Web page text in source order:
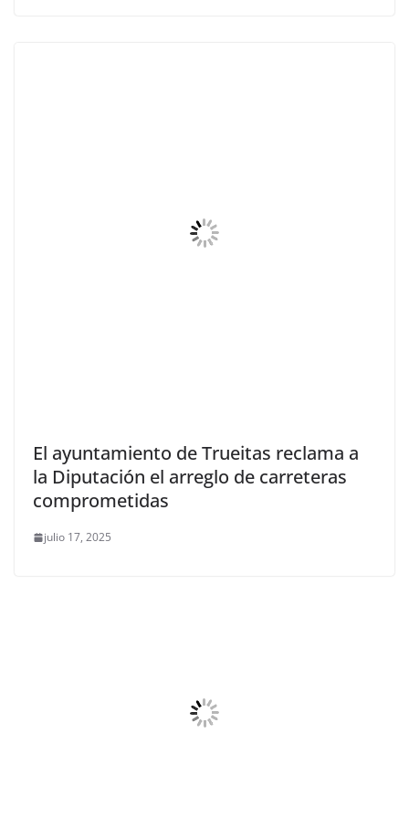
El ayuntamiento de Trueitas reclama a
la Diputación el arreglo de carreteras
comprometidas
julio 17, 2025